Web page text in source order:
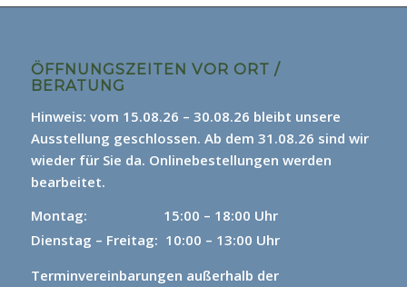
ÖFFNUNGSZEITEN VOR ORT /
BERATUNG
Hinweis: vom 15.08.26 – 30.08.26 bleibt unsere
Ausstellung geschlossen. Ab dem 31.08.26 sind wir
wieder für Sie da. Onlinebestellungen werden
bearbeitet.
Montag: 15:00 – 18:00 Uhr
Dienstag – Freitag: 10:00 – 13:00 Uhr
Terminvereinbarungen außerhalb der